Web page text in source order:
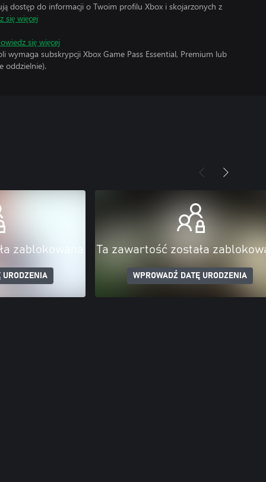
dostęp do informacji o Twoim profilu Xbox i skojarzonych z
się więcej
się więcej
wymaga subskrypcji Xbox Game Pass Essential, Premium lub
oddzielnie).
zablokowana
URODZENIA
Ta zawartość została
WPROWADŹ DATĘ URODZENIA